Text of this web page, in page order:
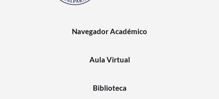
Navegador Académico
Aula Virtual
Biblioteca